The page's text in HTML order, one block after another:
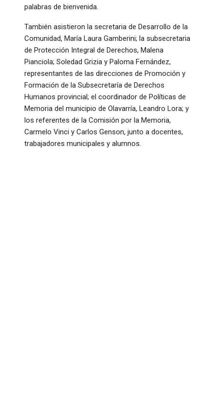
palabras de bienvenida.
También asistieron la secretaria de Desarrollo de la
Comunidad, María Laura Gamberini; la subsecretaria
de Protección Integral de Derechos, Malena
Pianciola; Soledad Grizia y Paloma Fernández,
representantes de las direcciones de Promoción y
Formación de la Subsecretaría de Derechos
Humanos provincial; el coordinador de Políticas de
Memoria del municipio de Olavarría, Leandro Lora; y
los referentes de la Comisión por la Memoria,
Carmelo Vinci y Carlos Genson, junto a docentes,
trabajadores municipales y alumnos.